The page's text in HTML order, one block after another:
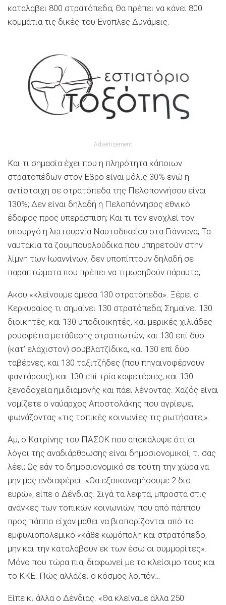
καταλάβει 800 στρατόπεδα; Θα πρέπει να κάνει 800
κομμάτια τις δικές του Ενοπλες Δυνάμεις.
Advertisement
Και τι σημασία έχει που η πληρότητα κάποιων
στρατοπέδων στον Εβρο είναι μόλις 30% ενώ η
αντίστοιχη σε στρατόπεδα της Πελοποννήσου είναι
130%; Δεν είναι δηλαδή η Πελοπόννησος εθνικό
έδαφος προς υπεράσπιση; Και τι τον ενοχλεί τον
υπουργό η λειτουργία Ναυτοδικείου στα Γιάννενα; Τα
ναυτάκια τα ζουμπουρλούδικα που υπηρετούν στην
λίμνη των Ιωαννίνων, δεν υποπίπτουν δηλαδή σε
παραπτώματα που πρέπει να τιμωρηθούν πάραυτα;
Ακου «κλείνουμε άμεσα 130 στρατόπεδα». Ξέρει ο
Κερκυραίος τι σημαίνει 130 στρατόπεδα; Σημαίνει 130
διοικητές, και 130 υποδιοικητές, και μερικές χιλιάδες
ρουσφέτια μετάθεσης στρατιωτών, και 130 επί δύο
(κατ’ ελάχιστον) σουβλατζίδικα, και 130 επί δύο
ταβέρνες, και 130 ταξιτζήδες (που πηγαινοφέρνουν
φαντάρους), και 130 επί τρία καφετέριες, και 130
ξενοδοχεία ημιδιαμονής και πάει λέγοντας. Χαζός είναι
νομίζετε ο ναύαρχος Αποστολάκης που αγρίεψε,
φωνάζοντας «τις τοπικές κοινωνίες τις ρωτήσατε;».
Αμ, ο Κατρίνης του ΠΑΣΟΚ που αποκάλυψε ότι οι
λόγοι της αναδιάρθρωσης είναι δημοσιονομικοί, τι σας
λέει; Ως εάν το δημοσιονομικό σε τούτη την χώρα να
μην μας ενδιαφέρει. «Θα εξοικονομήσουμε 2 δισ.
ευρώ», είπε ο Δένδιας. Σιγά τα λεφτά, μπροστά στις
ανάγκες των τοπικών κοινωνιών, που από πάππου
προς πάππο είχαν μάθει να βιοπορίζονται από το
εμφυλιοπολεμικό «κάθε κωμόπολη και στρατόπεδο,
μην και την καταλάβουν εκ των έσω οι συμμορίτες».
Μόνο που τώρα πια, διαφωνεί με το κλείσιμο τους και
το ΚΚΕ. Πώς αλλάζει ο κόσμος λοιπόν…
Είπε κι άλλα ο Δένδιας. «Θα κλείναμε άλλα 250